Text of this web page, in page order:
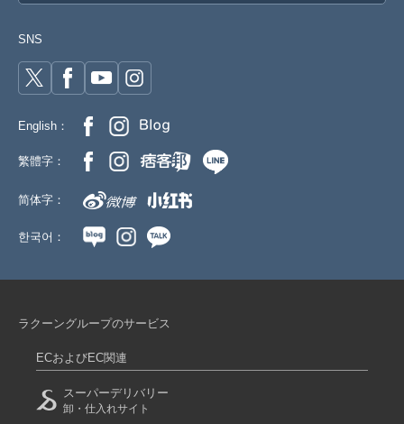
SNS
English：
繁體字：
简体字：
한국어：
ラクーングループのサービス
ECおよびEC関連
スーパーデリバリー
卸・仕入れサイト